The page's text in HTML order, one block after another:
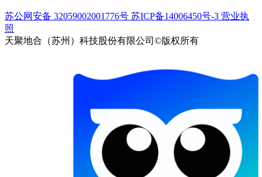
苏公网安备 32059002001776号 苏ICP备14006450号-3 营业执
照
天聚地合（苏州）科技股份有限公司©版权所有